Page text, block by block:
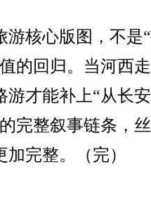
核心版图，不是
的回归。当河西
游才能补上“从长
完整叙事链条，
完整。（完）